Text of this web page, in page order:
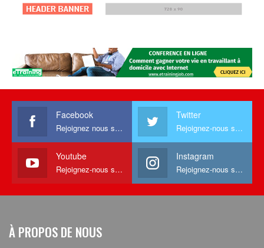
Facebook
Rejoignez nous sur facebook
Twitter
Rejoignez-nous sur Twitter
Youtube
Rejoignez-nous sur Youtube
Instagram
Rejoignez-nous sur Instagram
À PROPOS DE NOUS